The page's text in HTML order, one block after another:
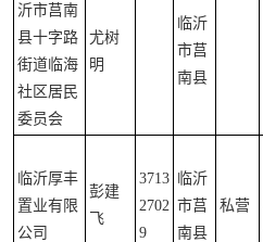
沂市莒南
县十字路
街道临海
社区居民
委员会
尤树
明
临沂
市莒
南县
临沂厚丰
置业有限
公司
彭建
飞
3713
2702
9
临沂
市莒
南县
私营